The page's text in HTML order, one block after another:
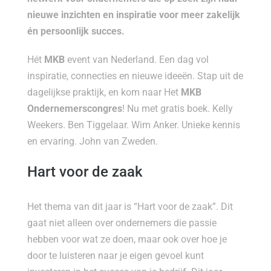
nieuwe inzichten en inspiratie voor meer zakelijk
én persoonlijk succes.
Hét MKBevent van Nederland. Een dag vol
inspiratie, connecties en nieuwe ideeën. Stap uit de
dagelijkse praktijk, en kom naar Het MKB
Ondernemerscongres! Nu met gratis boek. Kelly
Weekers. Ben Tiggelaar. Wim Anker. Unieke kennis
en ervaring. John van Zweden.
Hart voor de zaak
Het thema van dit jaar is “Hart voor de zaak”. Dit
gaat niet alleen over ondernemers die passie
hebben voor wat ze doen, maar ook over hoe je
door te luisteren naar je eigen gevoel kunt